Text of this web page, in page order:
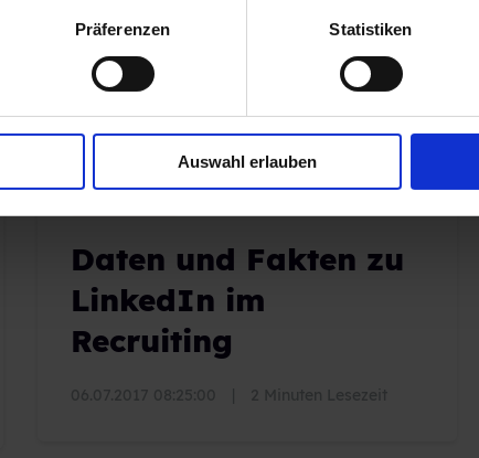
Präferenzen Statistiken
Auswahl erlauben
Daten und Fakten zu
LinkedIn im
Recruiting